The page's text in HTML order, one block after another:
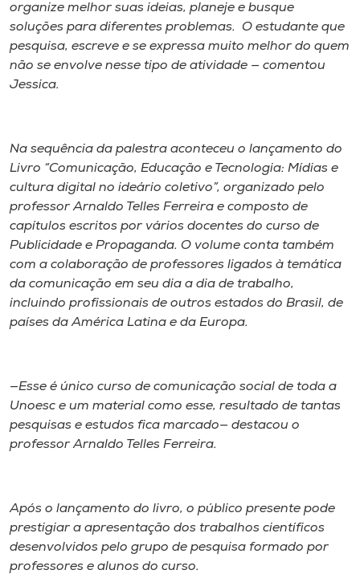
organize melhor suas ideias, planeje e busque
soluções para diferentes problemas. O estudante que
pesquisa, escreve e se expressa muito melhor do quem
não se envolve nesse tipo de atividade — comentou
Jessica.
Na sequência da palestra aconteceu o lançamento do
Livro “Comunicação, Educação e Tecnologia: Mídias e
cultura digital no ideário coletivo”, organizado pelo
professor Arnaldo Telles Ferreira e composto de
capítulos escritos por vários docentes do curso de
Publicidade e Propaganda. O volume conta também
com a colaboração de professores ligados à temática
da comunicação em seu dia a dia de trabalho,
incluindo profissionais de outros estados do Brasil, de
países da América Latina e da Europa.
—Esse é único curso de comunicação social de toda a
Unoesc e um material como esse, resultado de tantas
pesquisas e estudos fica marcado— destacou o
professor Arnaldo Telles Ferreira.
Após o lançamento do livro, o público presente pode
prestigiar a apresentação dos trabalhos científicos
desenvolvidos pelo grupo de pesquisa formado por
professores e alunos do curso.